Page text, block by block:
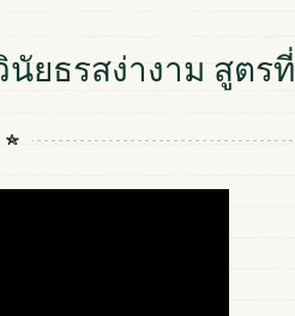
นัยธรสง่างาม สูตรที่